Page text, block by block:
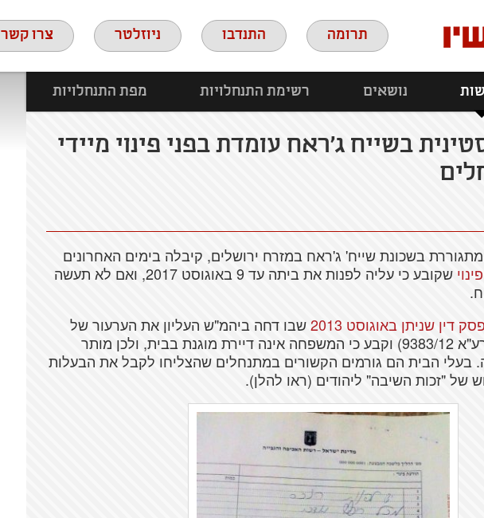
תרומה התנדבו ניוזלטר צרו קשר
נושאים רשימת התנחלויות מפת התנחלויות
בשייח ג'ראח עומדת בפני פינוי מיידי
בשכונת שייח' ג'ראח במזרח ירושלים, קיבלה בימים האחרונים
שקובע כי עליה לפנות את ביתה עד 9 באוגוסט 2017, ואם לא תעשה
פסק דין שניתן באוגוסט 2013
שבו דחה ביהמ"ש העליון את הערעור של
משפחת שמאסנה (רע"א 9383/12) וקבע כי המשפחה אינה דיירת מוגנת בבית, ולכן מותר
בעלי הבית הם גורמים הקשורים במתנחלים שהצליחו לקבל את הבעלות
של "זכות השיבה" ליהודים (ראו להלן).